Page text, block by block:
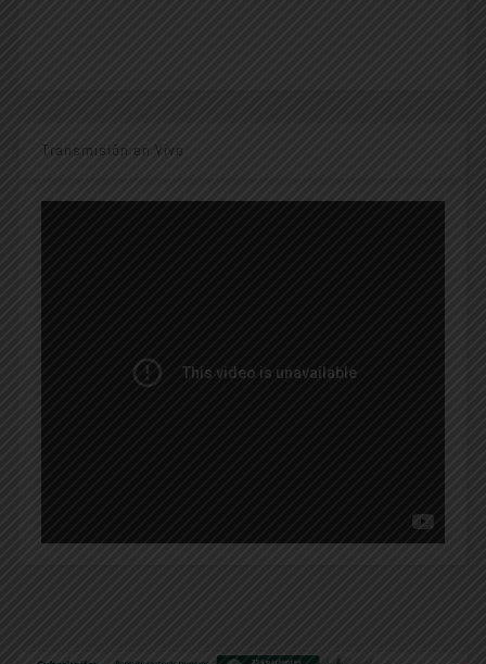
Transmisión en Vivo